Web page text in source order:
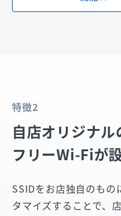
特徴2
自店オリジナル
フリーWi-Fiが
SSIDをお店独自のもの
タマイズすることで、